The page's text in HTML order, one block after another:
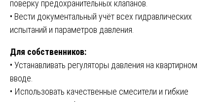
поверку предохранительных клапанов.
• Вести документальный учёт всех гидравлических
испытаний и параметров давления.
Для собственников:
• Устанавливать регуляторы давления на квартирном
вводе.
• Использовать качественные смесители и гибкие